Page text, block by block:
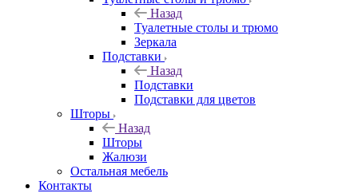
Назад
Туалетные столы и трюмо
Зеркала
Подставки
Назад
Подставки
Подставки для цветов
Шторы
Назад
Шторы
Жалюзи
Остальная мебель
Контакты